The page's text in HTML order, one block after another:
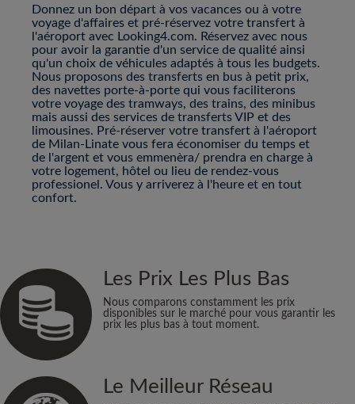
Donnez un bon départ à vos vacances ou à votre
voyage d'affaires et pré-réservez votre transfert à
l'aéroport avec Looking4.com. Réservez avec nous
pour avoir la garantie d'un service de qualité ainsi
qu'un choix de véhicules adaptés à tous les budgets.
Nous proposons des transferts en bus à petit prix,
des navettes porte-à-porte qui vous faciliterons
votre voyage des tramways, des trains, des minibus
mais aussi des services de transferts VIP et des
limousines. Pré-réserver votre transfert à l'aéroport
de Milan-Linate vous fera économiser du temps et
de l'argent et vous emmenèra/ prendra en charge à
votre logement, hôtel ou lieu de rendez-vous
professionel. Vous y arriverez à l'heure et en tout
confort.
Les Prix Les Plus Bas
Nous comparons constamment les prix
disponibles sur le marché pour vous garantir les
prix les plus bas à tout moment.
Le Meilleur Réseau